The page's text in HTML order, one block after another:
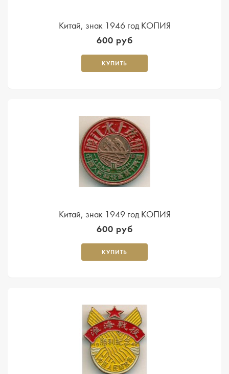
Китай, знак 1946 год КОПИЯ
600 руб
КУПИТЬ
Китай, знак 1949 год КОПИЯ
600 руб
КУПИТЬ